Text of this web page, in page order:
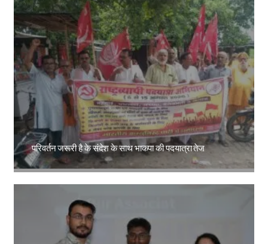
परिवर्तन जरूरी है के संदेश के साथ भाकपा की पदयात्रा तेज
Amit Lekh